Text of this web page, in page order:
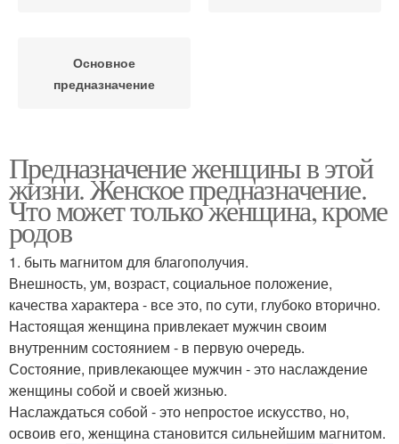
Основное
предназначение
Предназначение женщины в этой
жизни. Женское предназначение.
Что может только женщина, кроме
родов
1. быть магнитом для благополучия.
Внешность, ум, возраст, социальное положение,
качества характера - все это, по сути, глубоко вторично.
Настоящая женщина привлекает мужчин своим
внутренним состоянием - в первую очередь.
Состояние, привлекающее мужчин - это наслаждение
женщины собой и своей жизнью.
Наслаждаться собой - это непростое искусство, но,
освоив его, женщина становится сильнейшим магнитом.